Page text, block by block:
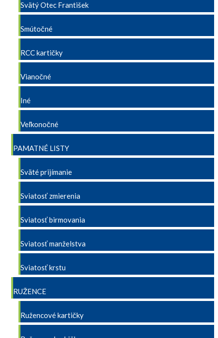
Svätý Otec František
Smútočné
RCC kartičky
Vianočné
Iné
Veľkonočné
PAMATNÉ LISTY
Sväté prijímanie
Sviatosť zmierenia
Sviatosť birmovania
Sviatosť manželstva
Sviatosť krstu
RUŽENCE
Ružencové kartičky